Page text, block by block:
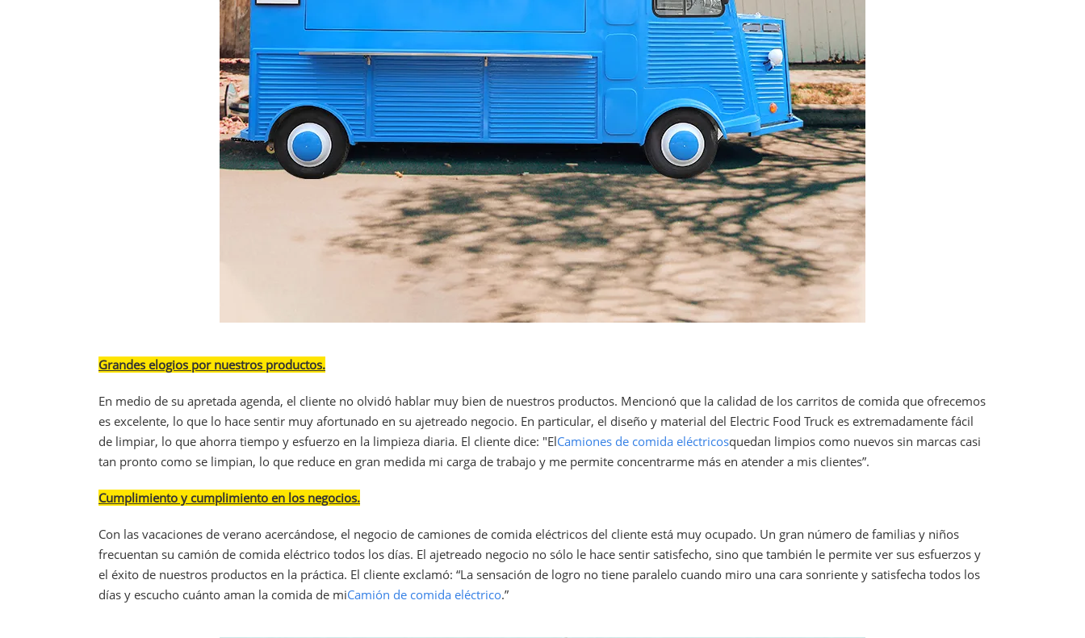
Grandes elogios por nuestros productos.
En medio de su apretada agenda, el cliente no olvidó hablar muy bien de nuestros productos. Mencionó que la calidad de los carritos de comida que ofrecemos
es excelente, lo que lo hace sentir muy afortunado en su ajetreado negocio. En particular, el diseño y material del Electric Food Truck es extremadamente fácil
de limpiar, lo que ahorra tiempo y esfuerzo en la limpieza diaria. El cliente dice: "ElCamiones de comida eléctricosquedan limpios como nuevos sin marcas casi
tan pronto como se limpian, lo que reduce en gran medida mi carga de trabajo y me permite concentrarme más en atender a mis clientes”.
Cumplimiento y cumplimiento en los negocios.
Con las vacaciones de verano acercándose, el negocio de camiones de comida eléctricos del cliente está muy ocupado. Un gran número de familias y niños
frecuentan su camión de comida eléctrico todos los días. El ajetreado negocio no sólo le hace sentir satisfecho, sino que también le permite ver sus esfuerzos y
el éxito de nuestros productos en la práctica. El cliente exclamó: “La sensación de logro no tiene paralelo cuando miro una cara sonriente y satisfecha todos los
días y escucho cuánto aman la comida de miCamión de comida eléctrico.”